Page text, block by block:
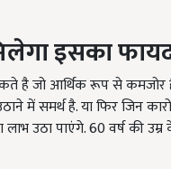
इसका
है जो आर्थिक रूप से कमजोर
में समर्थ है. या फिर जिन
उठा पाएंगे. 60 वर्ष की